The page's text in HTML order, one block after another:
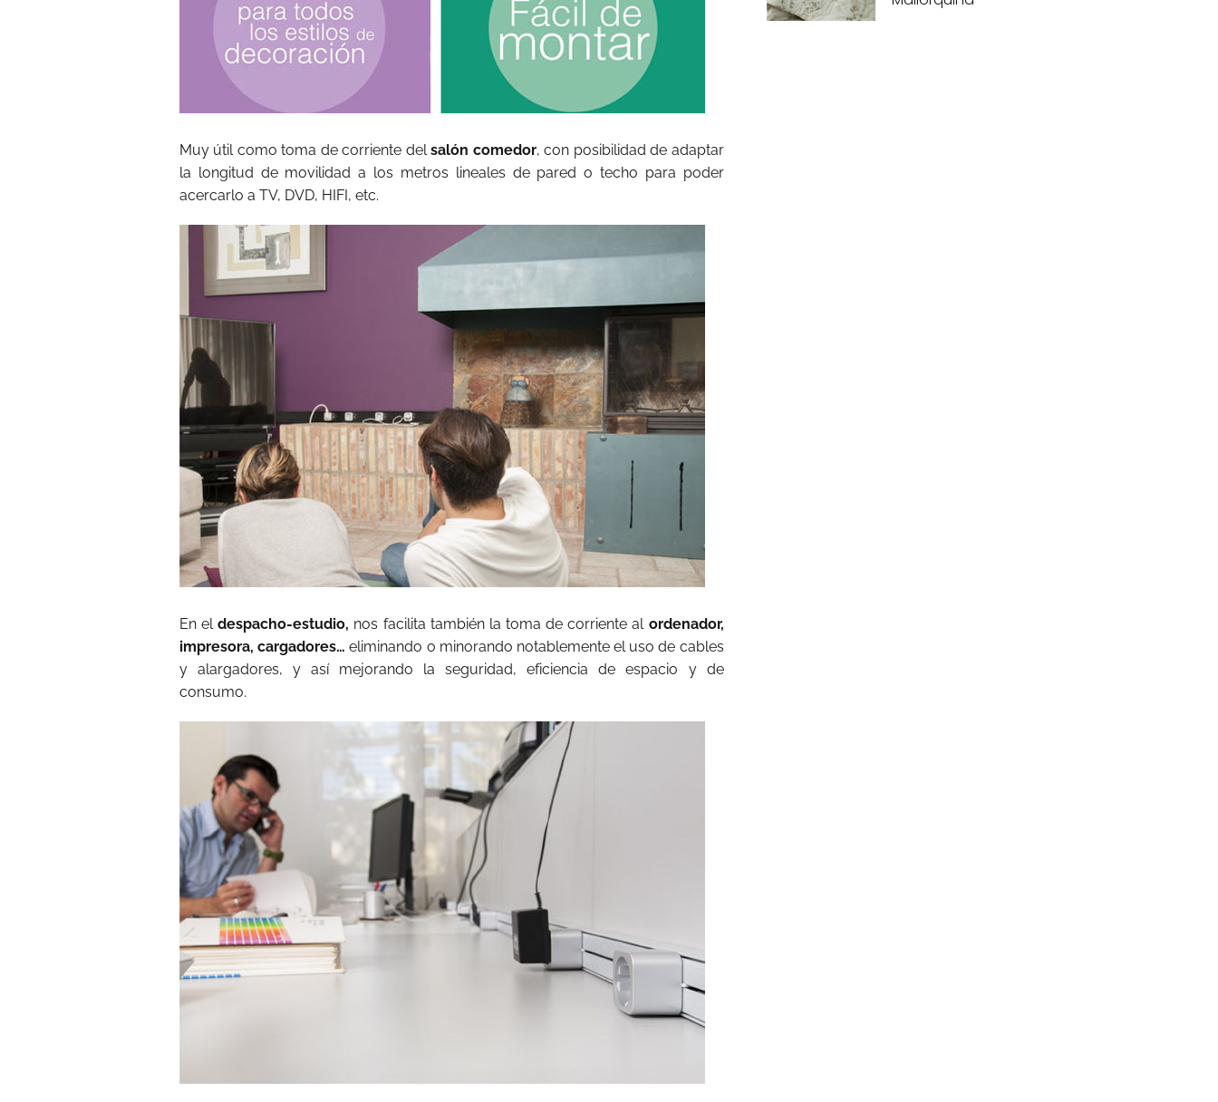
Muy útil como toma de corriente delsalón comedor, con posibilidad de adaptar
la longitud de movilidad a los metros lineales de pared o techo para poder
acercarlo a TV, DVD, HIFI, etc.
En eldespacho-estudio, nos facilita también la toma de corriente al ordenador,
impresora, cargadores… eliminando o minorando notablemente el uso de cables
y alargadores, y así mejorando la seguridad, eficiencia de espacio y de
consumo.